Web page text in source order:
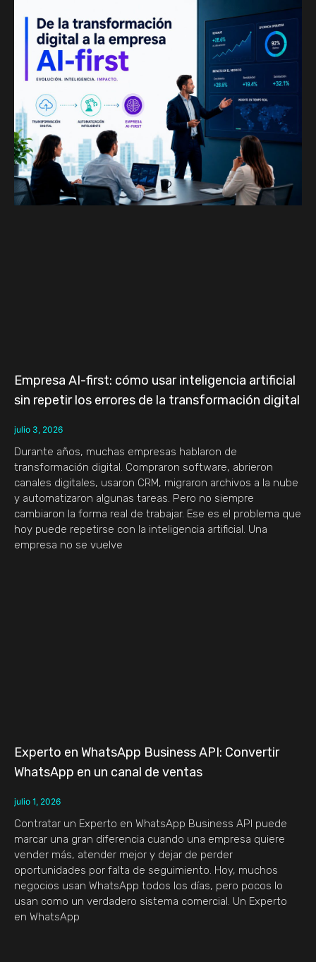
Empresa AI-first: cómo usar inteligencia artificial
sin repetir los errores de la transformación digital
julio 3, 2026
Durante años, muchas empresas hablaron de
transformación digital. Compraron software, abrieron
canales digitales, usaron CRM, migraron archivos a la nube
y automatizaron algunas tareas. Pero no siempre
cambiaron la forma real de trabajar. Ese es el problema que
hoy puede repetirse con la inteligencia artificial. Una
empresa no se vuelve
Experto en WhatsApp Business API: Convertir
WhatsApp en un canal de ventas
julio 1, 2026
Contratar un Experto en WhatsApp Business API puede
marcar una gran diferencia cuando una empresa quiere
vender más, atender mejor y dejar de perder
oportunidades por falta de seguimiento. Hoy, muchos
negocios usan WhatsApp todos los días, pero pocos lo
usan como un verdadero sistema comercial. Un Experto
en WhatsApp